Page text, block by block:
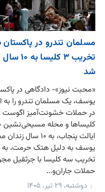
مسلمان تندرو در پاکستان
تخریب ۳
شد
«محبت نیوز»- دادگاهی در
یوسف، یک مسلمان تندرو را به
کلیساها و محله مسیحی‌نشین
ایالت پنجاب، به ۱۰
یوسف به دلیل هتک حرمت،
تخریب سه کلیسا با جرثقیل
حملات جاران‌و...
دوشنبه، ۲۹ تیر، ۱۴۰۵